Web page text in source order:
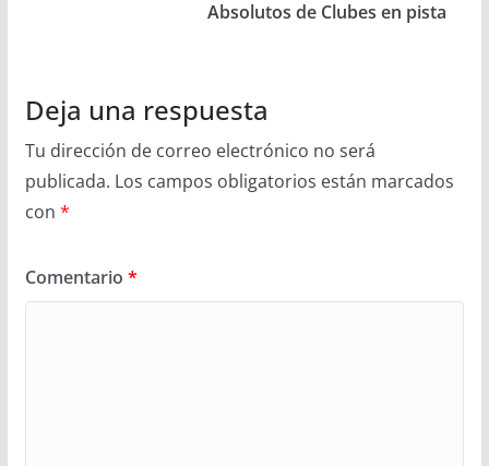
Absolutos de Clubes en pista
Deja una respuesta
Tu dirección de correo electrónico no será
publicada. Los campos obligatorios están marcados
con *
Comentario *